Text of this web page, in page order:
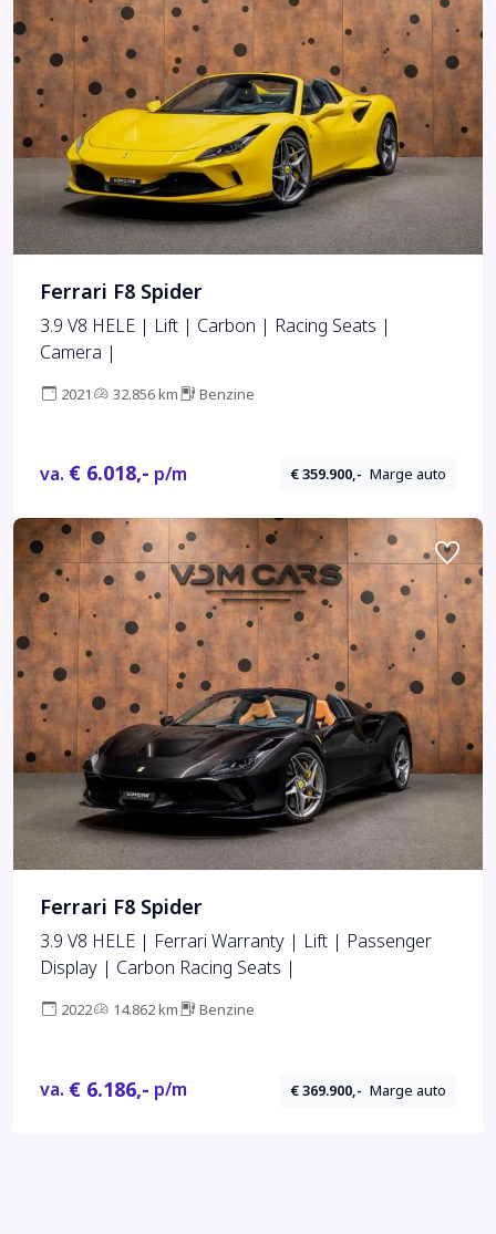
Ferrari F8 Spider
3.9 V8 HELE | Lift | Carbon | Racing Seats |
Camera |
2021 32.856 km Benzine
va. € 6.018,- p/m € 359.900,- Marge auto
Ferrari F8 Spider
3.9 V8 HELE | Ferrari Warranty | Lift | Passenger
Display | Carbon Racing Seats |
2022 14.862 km Benzine
va. € 6.186,- p/m € 369.900,- Marge auto